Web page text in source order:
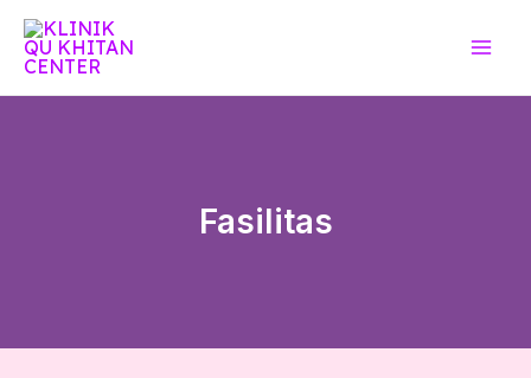
Fasilitas